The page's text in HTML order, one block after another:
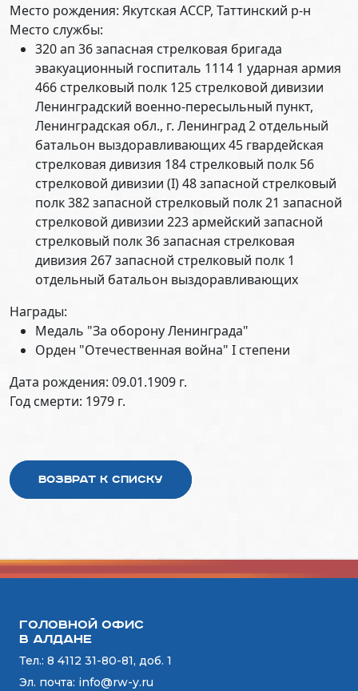
Место рождения: Якутская АССР, Таттинский р-н
Место службы:
320 ап 36 запасная стрелковая бригада
эвакуационный госпиталь 1114 1 ударная армия
466 стрелковый полк 125 стрелковой дивизии
Ленинградский военно-пересыльный пункт,
Ленинградская обл., г. Ленинград 2 отдельный
батальон выздоравливающих 45 гвардейская
стрелковая дивизия 184 стрелковый полк 56
стрелковой дивизии (I) 48 запасной стрелковый
полк 382 запасной стрелковый полк 21 запасной
стрелковой дивизии 223 армейский запасной
стрелковый полк 36 запасная стрелковая
дивизия 267 запасной стрелковый полк 1
отдельный батальон выздоравливающих
Награды:
Медаль "За оборону Ленинграда"
Орден "Отечественная война" I степени
Дата рождения: 09.01.1909 г.
Год смерти: 1979 г.
Возврат к списку
Головной офис
в Алдане
Тел.: 8 4112 31-80-81, доб. 1
Эл. почта: info@rw-y.ru